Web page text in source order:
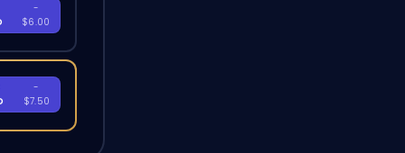
-
$6.00
-
$7.50